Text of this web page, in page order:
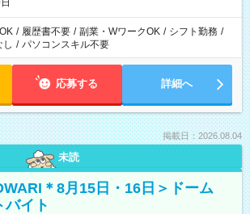
/ 履歴書不要 / 副業・WワークOK / シフト勤務 /
し / パソコンスキル不要
応募する 詳細へ
掲載日：2026.08.04
未読
＊8月15日・16日＞ドーム
バイト